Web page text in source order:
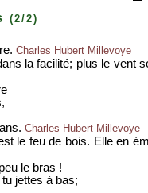
(2/2)
Charles Hubert Millevoye
la facilité; plus le vent
Charles Hubert Millevoye
le feu de bois. Elle en
le bras !
jettes à bas;